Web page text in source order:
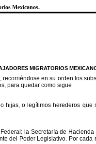
Mexicanos.
MIGRATORIOS
recorriéndose en su orden los
para quedar como sigue
hijas, o legítimos herederos
Federal:la Secretaría de Hacienda
del Poder Legislativo. Por cada